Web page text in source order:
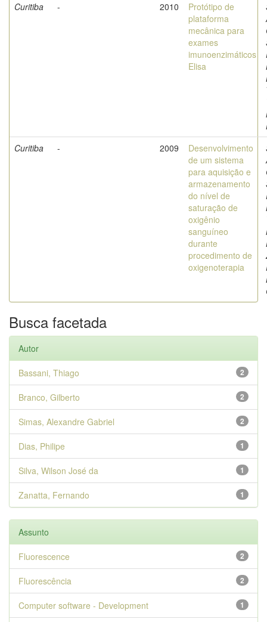
Curitiba
- 2010
Protótipo de
plataforma
mecânica para
exames
imunoenzimáticos
Elisa
Curitiba
- 2009
Desenvolvimento
de um sistema
para aquisição e
armazenamento
do nível de
saturação de
oxigênio
sanguíneo
durante
procedimento de
oxigenoterapia
Busca facetada
Autor
2
Bassani, Thiago
2
Branco, Gilberto
2
Simas, Alexandre Gabriel
1
Dias, Philipe
1
Silva, Wilson José da
1
Zanatta, Fernando
Assunto
2
Fluorescence
2
Fluorescência
1
Computer software - Development